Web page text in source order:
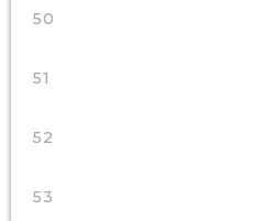
50
51
52
53